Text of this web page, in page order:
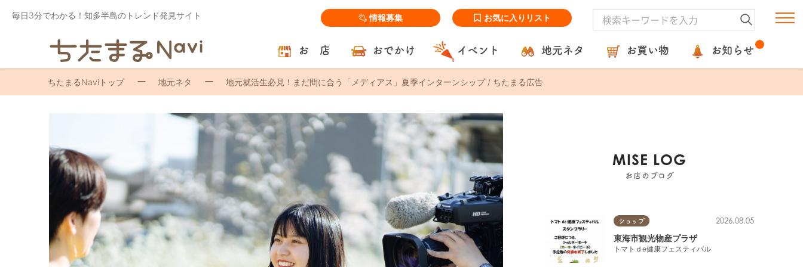
毎日3分でわかる！知多半島のトレンド発見サイト 情報募集 お気に入りリスト
お 店 おでかけ イベント 地元ネタ お買い物 お知らせ
ちたまるNaviトップ 地元ネタ 地元就活生必見！まだ間に合う「メディアス」夏季インターンシップ / ちたまる広告
MISE LOG
お店のブログ
ショップ 2026.08.05
東海市観光物産プラザ
トマトｄe健康フェスティバル